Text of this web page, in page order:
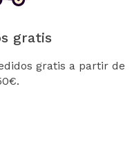
gratis
gratis a partir de